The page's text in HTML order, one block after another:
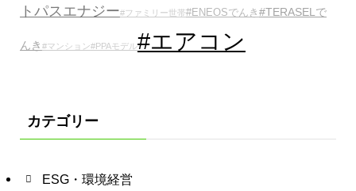
トパスエナジー#ファミリー世帯#ENEOSでんき #TERASELで
んき #マンション#PPAモデル#エアコン
カテゴリー
ESG・環境経営